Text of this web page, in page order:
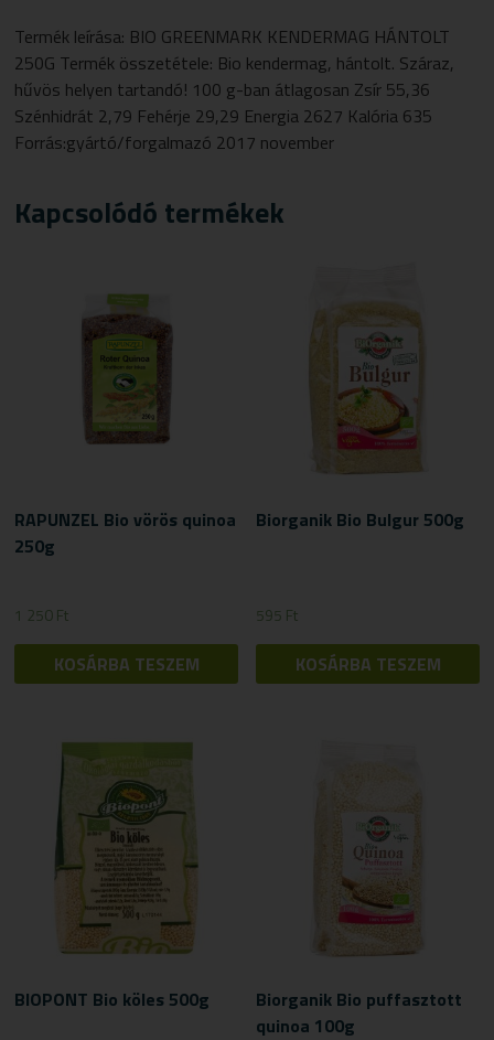
Termék leírása: BIO GREENMARK KENDERMAG HÁNTOLT
250G Termék összetétele: Bio kendermag, hántolt. Száraz,
hűvös helyen tartandó! 100 g-ban átlagosan Zsír 55,36
Szénhidrát 2,79 Fehérje 29,29 Energia 2627 Kalória 635
Forrás:gyártó/forgalmazó 2017 november
Kapcsolódó termékek
RAPUNZEL Bio vörös quinoa
250g
1 250Ft
KOSÁRBA TESZEM
Biorganik Bio Bulgur 500g
595 Ft
KOSÁRBA TESZEM
BIOPONT Bio köles 500g
Biorganik Bio puffasztott
quinoa 100g